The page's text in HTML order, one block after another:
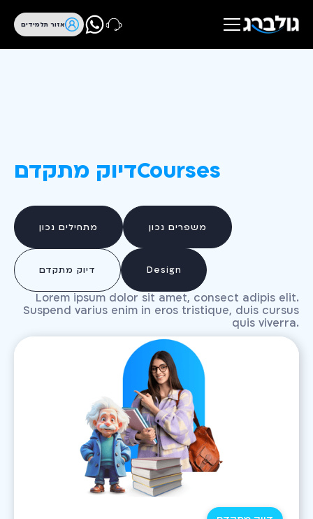
אזור תלמידים
דיוק מתקדםCourses
מתחילים נכון משפרים נכון
דיוק מתקדם Design
Lorem ipsum dolor sit amet, consect adipis elit.
Suspend varius enim in eros tristique, duis cursus
quis viverra.